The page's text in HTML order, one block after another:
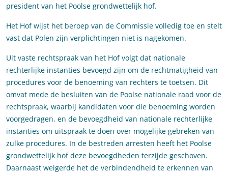
president van het Poolse grondwettelijk hof.
Het Hof wijst het beroep van de Commissie volledig toe en stelt
vast dat Polen zijn verplichtingen niet is nagekomen.
Uit vaste rechtspraak van het Hof volgt dat nationale
rechterlijke instanties bevoegd zijn om de rechtmatigheid van
procedures voor de benoeming van rechters te toetsen. Dit
omvat mede de besluiten van de Poolse nationale raad voor de
rechtspraak, waarbij kandidaten voor die benoeming worden
voorgedragen, en de bevoegdheid van nationale rechterlijke
instanties om uitspraak te doen over mogelijke gebreken van
zulke procedures. In de bestreden arresten heeft het Poolse
grondwettelijk hof deze bevoegdheden terzijde geschoven.
Daarnaast weigerde het de verbindendheid te erkennen van